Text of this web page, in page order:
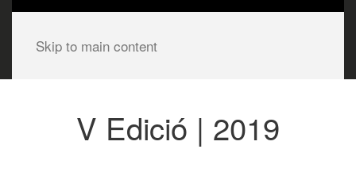
Skip to main content
V Edició | 2019